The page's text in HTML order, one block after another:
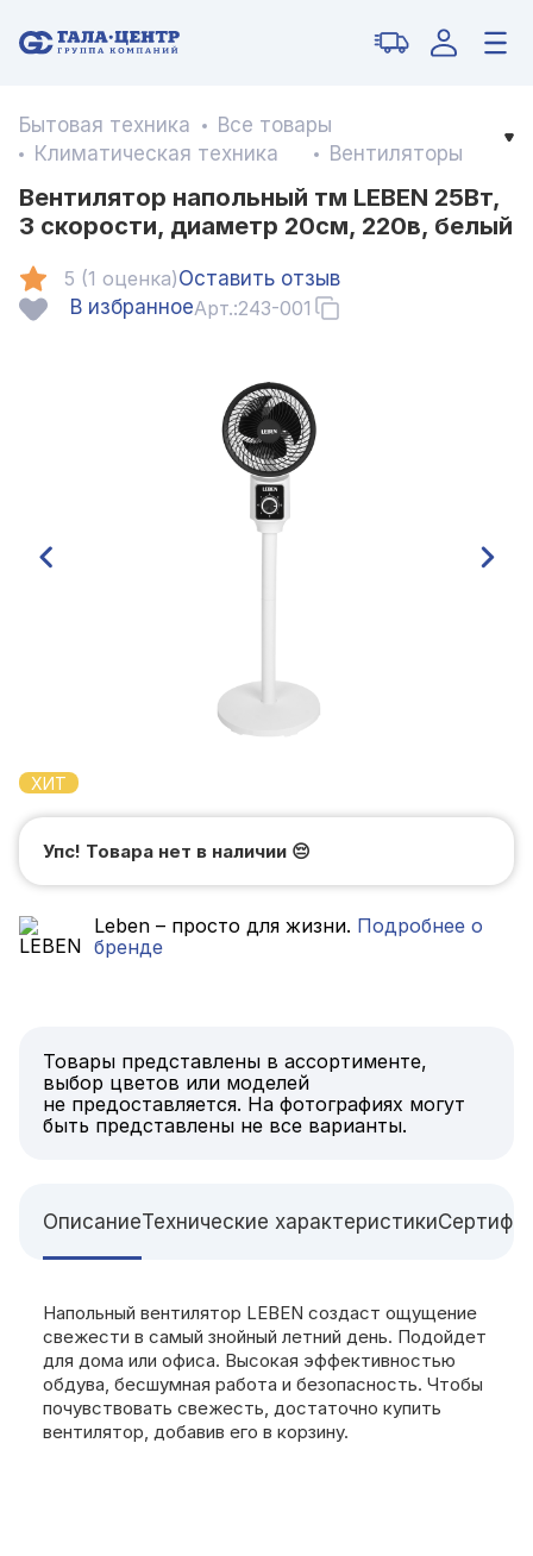
Бытовая техника
Все товары
Климатическая техника
Вентиляторы
Вентилятор напольный тм LEBEN 25Вт,
3 скорости, диаметр 20см, 220в, белый
5 (1 оценка)Оставить отзыв
В избранноеАрт.:243-001
ХИТ
Упс! Товара нет в наличии 😔
Leben – просто для жизни. Подробнее о
бренде
Товары представлены в ассортименте,
выбор цветов или моделей
не предоставляется. На фотографиях могут
быть представлены не все варианты.
ОписаниеТехнические характеристики
Напольный вентилятор LEBEN создаст ощущение
свежести в самый знойный летний день. Подойдет
для дома или офиса. Высокая эффективностью
обдува, бесшумная работа и безопасность. Чтобы
почувствовать свежесть, достаточно купить
вентилятор, добавив его в корзину.